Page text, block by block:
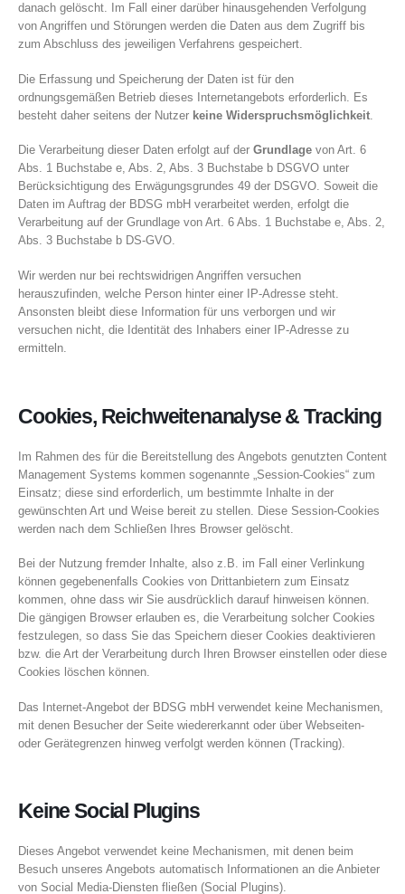
danach gelöscht. Im Fall einer darüber hinausgehenden Verfolgung
von Angriffen und Störungen werden die Daten aus dem Zugriff bis
zum Abschluss des jeweiligen Verfahrens gespeichert.
Die Erfassung und Speicherung der Daten ist für den
ordnungsgemäßen Betrieb dieses Internetangebots erforderlich. Es
besteht daher seitens der Nutzer keine Widerspruchsmöglichkeit
Die Verarbeitung dieser Daten erfolgt auf der Grundlage von Art. 6
Abs. 1 Buchstabe e, Abs. 2, Abs. 3 Buchstabe b DSGVO unter
Berücksichtigung des Erwägungsgrundes 49 der DSGVO. Soweit die
Daten im Auftrag der BDSG mbH verarbeitet werden, erfolgt die
Verarbeitung auf der Grundlage von Art. 6 Abs. 1 Buchstabe e, Abs. 2,
Abs. 3 Buchstabe b DS-GVO.
Wir werden nur bei rechtswidrigen Angriffen versuchen
herauszufinden, welche Person hinter einer IP-Adresse steht.
Ansonsten bleibt diese Information für uns verborgen und wir
versuchen nicht, die Identität des Inhabers einer IP-Adresse zu
ermitteln.
Cookies, Reichweitenanalyse & Tracking
Im Rahmen des für die Bereitstellung des Angebots genutzten Content
Management Systems kommen sogenannte „Session-Cookies“ zum
Einsatz; diese sind erforderlich, um bestimmte Inhalte in der
gewünschten Art und Weise bereit zu stellen. Diese Session-Cookies
werden nach dem Schließen Ihres Browser gelöscht.
Bei der Nutzung fremder Inhalte, also z.B. im Fall einer Verlinkung
können gegebenenfalls Cookies von Drittanbietern zum Einsatz
kommen, ohne dass wir Sie ausdrücklich darauf hinweisen können.
Die gängigen Browser erlauben es, die Verarbeitung solcher Cookies
festzulegen, so dass Sie das Speichern dieser Cookies deaktivieren
bzw. die Art der Verarbeitung durch Ihren Browser einstellen oder diese
Cookies löschen können.
Das Internet-Angebot der BDSG mbH verwendet keine Mechanismen,
mit denen Besucher der Seite wiedererkannt oder über Webseiten-
oder Gerätegrenzen hinweg verfolgt werden können (Tracking).
Keine Social Plugins
Dieses Angebot verwendet keine Mechanismen, mit denen beim
Besuch unseres Angebots automatisch Informationen an die Anbieter
von Social Media-Diensten fließen (Social Plugins).